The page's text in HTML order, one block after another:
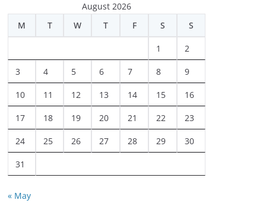
August 2026
M
T W T F S S
1 2
3 4 5 6 7 8 9
10 11 12 13 14 15 16
17 18 19 20 21 22 23
24 25 26 27 28 29 30
31
« May